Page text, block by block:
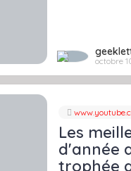
octobre
Les
d'année
trophée